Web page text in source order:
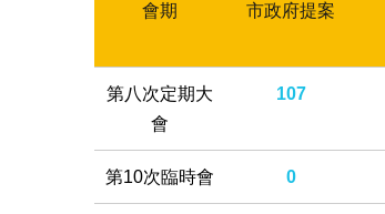
會期 市政府提案
第八次定期大
會
107
第10次臨時會 0